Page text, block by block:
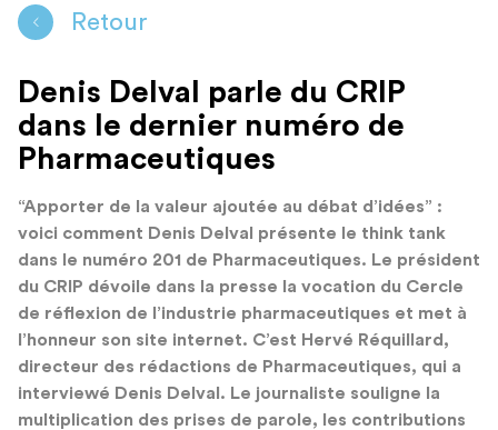
Retour
Denis Delval parle du CRIP
dans le dernier numéro de
Pharmaceutiques
“Apporter de la valeur ajoutée au débat d’idées” :
voici comment Denis Delval présente le think tank
dans le numéro 201 de Pharmaceutiques. Le président
du CRIP dévoile dans la presse la vocation du Cercle
de réflexion de l’industrie pharmaceutiques et met à
l’honneur son site internet. C’est Hervé Réquillard,
d irecteur des rédactions de Pharmaceutiques, qui a
interviewé Denis Delval. Le journaliste souligne la
multiplication des prises de parole, les contributions